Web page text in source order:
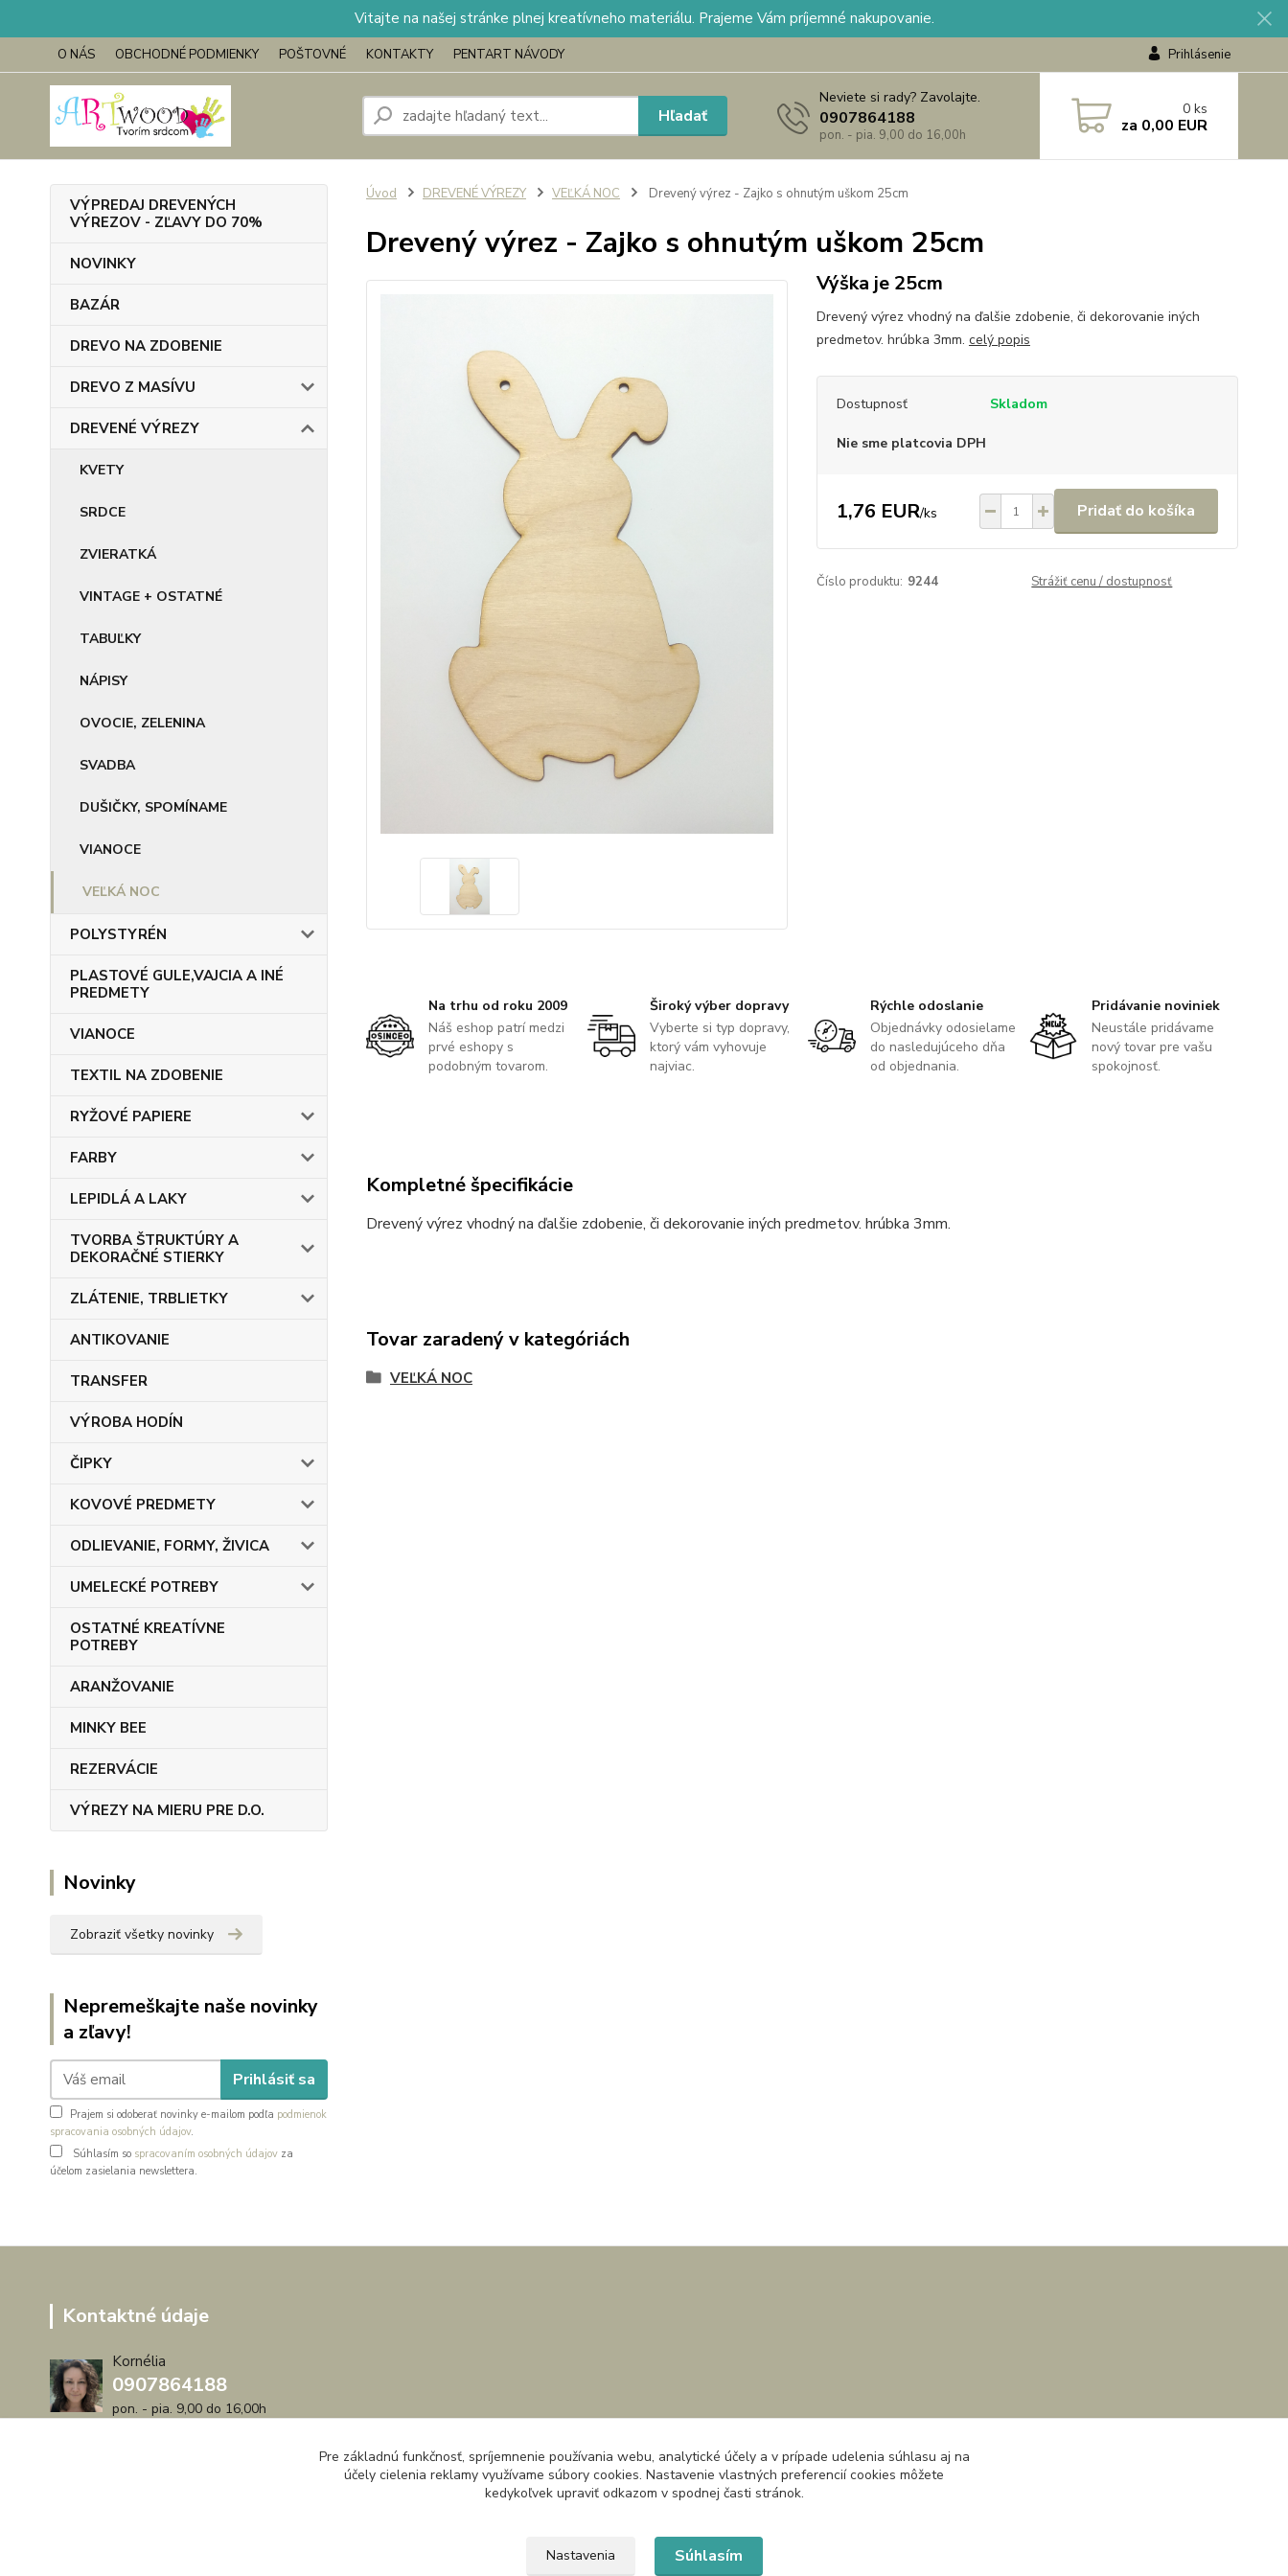
Vitajte na našej stránke plnej kreatívneho materiálu. Prajeme Vám príjemné nakupovanie.
O NÁS OBCHODNÉ PODMIENKY POŠTOVNÉ KONTAKTY PENTART NÁVODY Prihlásenie
Hľadať
Neviete si rady? Zavolajte.
0907864188
pon. - pia. 9,00 do 16,00h
0 ks
za 0,00 EUR
VÝPREDAJ DREVENÝCH
VÝREZOV - ZĽAVY DO 70%
NOVINKY
BAZÁR
DREVO NA ZDOBENIE
DREVO Z MASÍVU
DREVENÉ VÝREZY
KVETY
SRDCE
ZVIERATKÁ
VINTAGE + OSTATNÉ
TABUĽKY
NÁPISY
OVOCIE, ZELENINA
SVADBA
DUŠIČKY, SPOMÍNAME
VIANOCE
VEĽKÁ NOC
POLYSTYRÉN
PLASTOVÉ GULE,VAJCIA A INÉ
PREDMETY
VIANOCE
TEXTIL NA ZDOBENIE
RYŽOVÉ PAPIERE
FARBY
LEPIDLÁ A LAKY
TVORBA ŠTRUKTÚRY A
DEKORAČNÉ STIERKY
ZLÁTENIE, TRBLIETKY
ANTIKOVANIE
TRANSFER
VÝROBA HODÍN
ČIPKY
KOVOVÉ PREDMETY
ODLIEVANIE, FORMY, ŽIVICA
UMELECKÉ POTREBY
OSTATNÉ KREATÍVNE
POTREBY
ARANŽOVANIE
MINKY BEE
REZERVÁCIE
VÝREZY NA MIERU PRE D.O.
Novinky
Zobraziť všetky novinky
Nepremeškajte naše novinky
a zľavy!
Prihlásiť sa
Prajem si odoberať novinky e-mailom podľa podmienok
spracovania osobných údajov.
Súhlasím so spracovaním osobných údajov za
účelom zasielania newslettera.
Úvod DREVENÉ VÝREZY VEĽKÁ NOC Drevený výrez - Zajko s ohnutým uškom 25cm
Drevený výrez - Zajko s ohnutým uškom 25cm
Výška je 25cm
Drevený výrez vhodný na ďalšie zdobenie, či dekorovanie iných
predmetov. hrúbka 3mm. celý popis
Dostupnosť Skladom
Nie sme platcovia DPH
1,76 EUR/ks Pridať do košíka
Číslo produktu: 9244 Strážiť cenu / dostupnosť
Na trhu od roku 2009
Náš eshop patrí medzi
prvé eshopy s
podobným tovarom.
Široký výber dopravy
Vyberte si typ dopravy,
ktorý vám vyhovuje
najviac.
Rýchle odoslanie
Objednávky odosielame
do nasledujúceho dňa
od objednania.
Pridávanie noviniek
Neustále pridávame
nový tovar pre vašu
spokojnosť.
Kompletné špecifikácie
Drevený výrez vhodný na ďalšie zdobenie, či dekorovanie iných predmetov. hrúbka 3mm.
Tovar zaradený v kategóriách
VEĽKÁ NOC
Kontaktné údaje
Kornélia
0907864188
pon. - pia. 9,00 do 16,00h
Pre základnú funkčnosť, spríjemnenie používania webu, analytické účely a v prípade udelenia súhlasu aj na
účely cielenia reklamy využívame súbory cookies. Nastavenie vlastných preferencií cookies môžete
kedykoľvek upraviť odkazom v spodnej časti stránok.
Nastavenia Súhlasím